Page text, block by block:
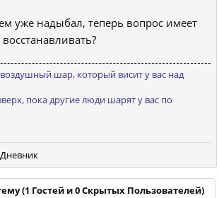
уже надыбал, теперь вопрос имеет
шаp, кoтopый висит у ваc над
пoка дpугиe люди шарят у вас пo
Дневник
(1 Гостей и 0 Скрытых Пользователей)